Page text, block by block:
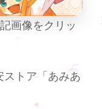
画像をクリッ
ストア「あみあ